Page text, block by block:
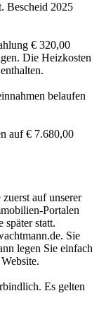
Bescheid 2025
€ 320,00
Die Heizkosten
belaufen
auf € 7.680,00
auf unserer
Portalen
später statt.
Sie
legen Sie einfach
Es gelten